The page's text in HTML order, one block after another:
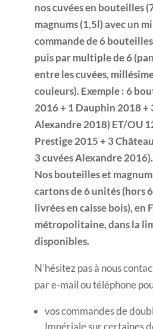
nos cuvées en bouteilles
magnums (1,5l) avec un
commande de 6
puis par multiple de 6
entre les cuvées,
couleurs). Exemple : 6
2016 + 1 Dauphin 2018 +
Alexandre 2018) ET/OU
Prestige 2015 + 3
3 cuvées Alexandre 2016).
Nos bouteilles et
cartons de 6 unités (hors
livrées en caisse bois), en
métropolitaine, dans la
disponibles.
N’hésitez pas à nous
par e-mail ou téléphone
vos commandes de
Impériale sur certaines